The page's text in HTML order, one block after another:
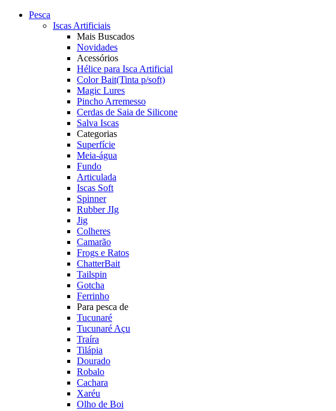
Pesca
Iscas Artificiais
Mais Buscados
Novidades
Acessórios
Hélice para Isca Artificial
Color Bait(Tinta p/soft)
Magic Lures
Pincho Arremesso
Cerdas de Saia de Silicone
Salva Iscas
Categorias
Superfície
Meia-água
Fundo
Articulada
Iscas Soft
Spinner
Rubber JIg
Jig
Colheres
Camarão
Frogs e Ratos
ChatterBait
Tailspin
Gotcha
Ferrinho
Para pesca de
Tucunaré
Tucunaré Açu
Traíra
Tilápia
Dourado
Robalo
Cachara
Xaréu
Olho de Boi